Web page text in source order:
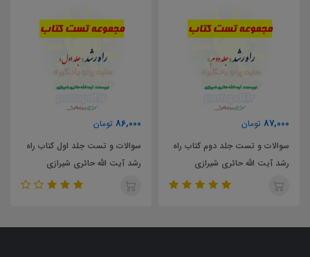
راه
86,000
سوالات و تست جلد اول کتاب راه
رشد آیت الله حائری شیرازی
57,000
خلاصه و چکیده جلد اول کتاب
رشد آیت الله حائری شیرازی